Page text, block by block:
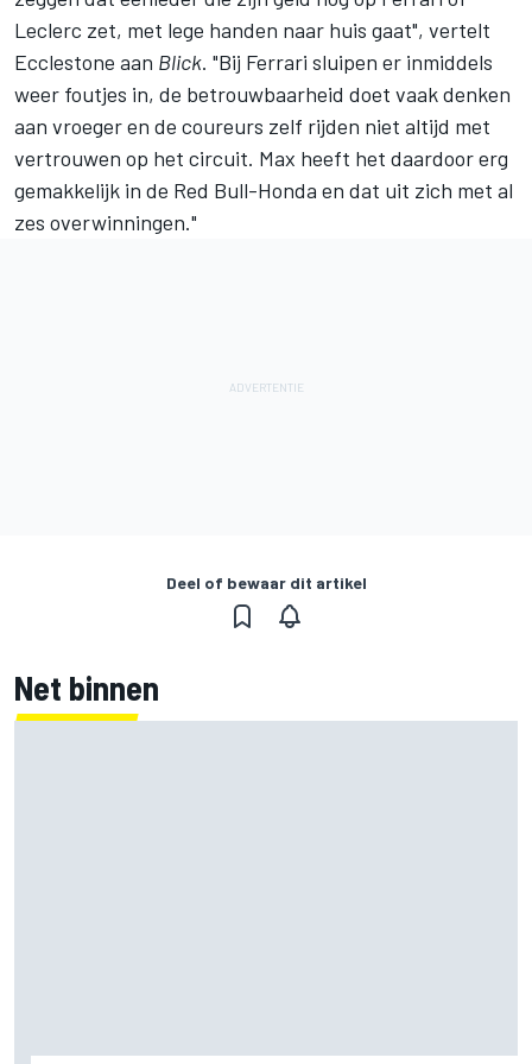
Leclerc zet, met lege handen naar huis gaat", vertelt
Ecclestone aan Blick. "Bij Ferrari sluipen er inmiddels
weer foutjes in, de betrouwbaarheid doet vaak denken
aan vroeger en de coureurs zelf rijden niet altijd met
vertrouwen op het circuit. Max heeft het daardoor erg
gemakkelijk in de Red Bull-Honda en dat uit zich met al
zes overwinningen."
Deel of bewaar dit artikel
Net binnen